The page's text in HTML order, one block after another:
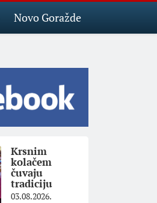
Novo Goražde
Krsnim
kolačem
čuvaju
tradiciju
03.08.2026.